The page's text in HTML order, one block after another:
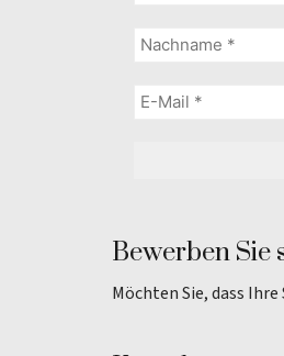
Bewerben Sie
Möchten Sie, dass